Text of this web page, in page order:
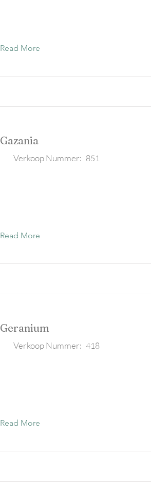
Read More
Gazania
Verkoop Nummer: 851
Read More
Geranium
Verkoop Nummer: 418
Read More